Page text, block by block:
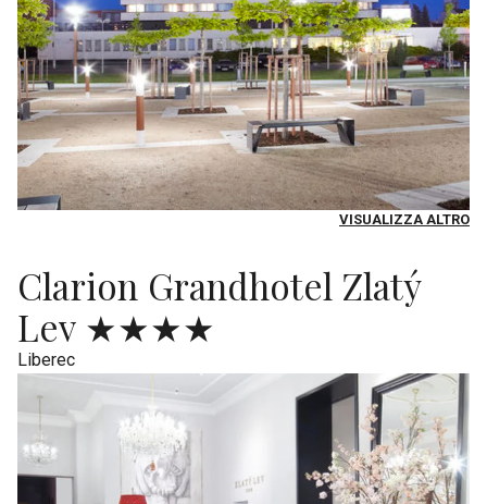
VISUALIZZA ALTRO
Clarion Grandhotel Zlatý
Lev ★★★★
Liberec